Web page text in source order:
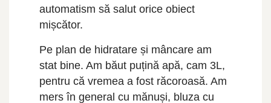
automatism să salut orice obiect
mișcător.
Pe plan de hidratare și mâncare am
stat bine. Am băut puțină apă, cam 3L,
pentru că vremea a fost răcoroasă. Am
mers în general cu mănuși, bluza cu